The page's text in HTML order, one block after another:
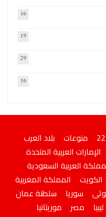
16
19
29
16
منوعات
بلاد العرب
الإمارات العربية المتحدة
العربية السعودية
الكويت
المملكة المغربية
سوريا
سلطنة عمان
ليبيا مصر موريتانيا